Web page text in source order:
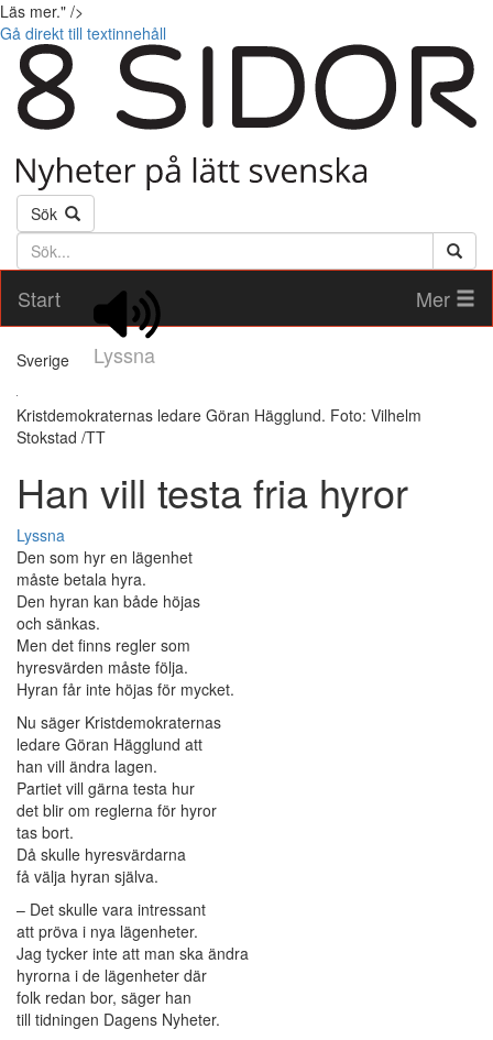
Läs mer." />
Gå direkt till textinnehåll
Sök
Söktext
Start
Lyssna
Mer
Sverige
Kristdemokraternas ledare Göran Hägglund. Foto: Vilhelm
Stokstad /TT
Han vill testa fria hyror
Lyssna
Den som hyr en lägenhet
måste betala hyra.
Den hyran kan både höjas
och sänkas.
Men det finns regler som
hyresvärden måste följa.
Hyran får inte höjas för mycket.
Nu säger Kristdemokraternas
ledare Göran Hägglund att
han vill ändra lagen.
Partiet vill gärna testa hur
det blir om reglerna för hyror
tas bort.
Då skulle hyresvärdarna
få välja hyran själva.
– Det skulle vara intressant
att pröva i nya lägenheter.
Jag tycker inte att man ska ändra
hyrorna i de lägenheter där
folk redan bor, säger han
till tidningen Dagens Nyheter.